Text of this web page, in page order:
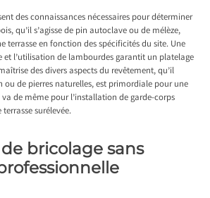
des connaissances nécessaires pour déterminer
qu’il s’agisse de pin autoclave ou de mélèze,
terrasse en fonction des spécificités du site. Une
et l’utilisation de lambourdes garantit un platelage
des divers aspects du revêtement, qu’il
ou de pierres naturelles, est primordiale pour une
de même pour l’installation de garde-corps
surélevée.
bricolage sans